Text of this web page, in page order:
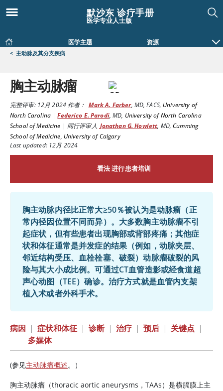
默沙东 诊疗手册
医学专业人士版
医学主题 资源
< 主动脉及其分支疾病
胸主动脉瘤
完整评审:12月 2024作者： Mark A. Farber, MD, FACS, University of
North Carolina|Federico E. Parodi,MD, University of North Carolina
School of Medicine | 同行评审人 Jonathan G. Howlett, MD,Cumming
School of Medicine, University of Calgary
Last updated: 12月 2024
看法 进行患者培训
胸主动脉内径比正常大≥50％被认为是动脉瘤（正
常内径因位置不同而异）。大多数胸主动脉瘤不引
起症状，但有些患者出现胸部或背部疼痛；其他症
状和体征通常是并发症的结果（例如，动脉夹层、
邻近结构受压、血栓栓塞、破裂）动脉瘤破裂的风
险与其大小成比例。可通过CT血管造影或经食道超
声心动图（TEE）确诊。治疗方式就是血管内支架
植入术或者外科手术。
病因 | 症状和体征 | 诊断 | 治疗 | 预后 | 关键点 |
多媒体
(参见主动脉瘤概述。）
胸主动脉瘤（thoracic aortic aneurysms，TAAs）是横膈膜上主